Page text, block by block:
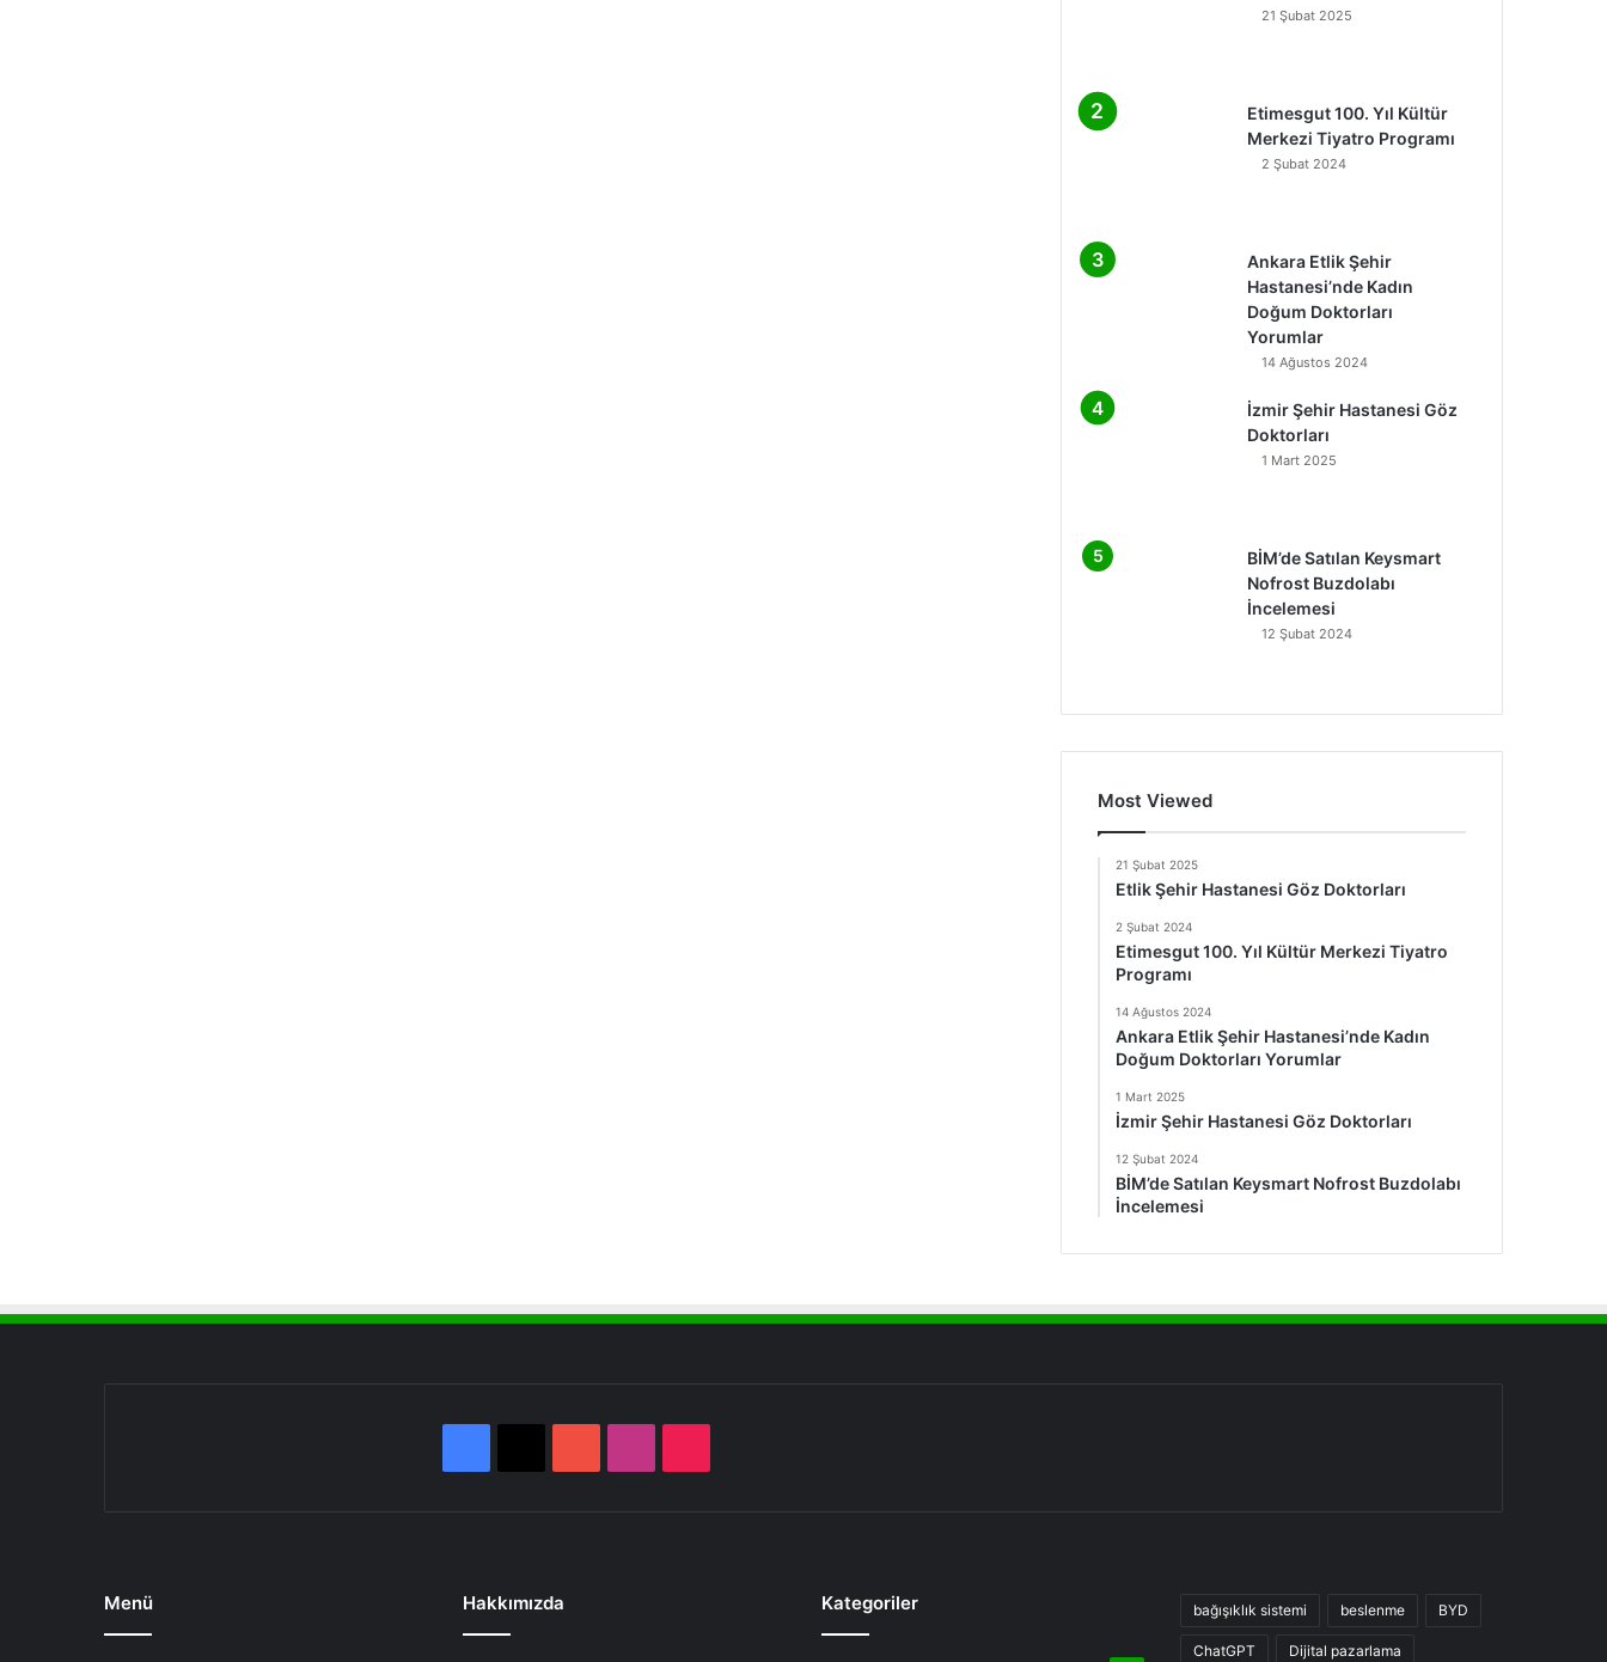
21 Şubat 2025
Etimesgut 100. Yıl Kültür
Merkezi Tiyatro Programı
2 Şubat 2024
Ankara Etlik Şehir
Hastanesi’nde Kadın
Doğum Doktorları
Yorumlar
14 Ağustos 2024
İzmir Şehir Hastanesi Göz
Doktorları
1 Mart 2025
BİM’de Satılan Keysmart
Nofrost Buzdolabı
İncelemesi
12 Şubat 2024
Most Viewed
21 Şubat 2025
Etlik Şehir Hastanesi Göz Doktorları
2 Şubat 2024
Etimesgut 100. Yıl Kültür Merkezi Tiyatro
Programı
14 Ağustos 2024
Ankara Etlik Şehir Hastanesi’nde Kadın
Doğum Doktorları Yorumlar
1 Mart 2025
İzmir Şehir Hastanesi Göz Doktorları
12 Şubat 2024
BİM’de Satılan Keysmart Nofrost Buzdolabı
İncelemesi
Menü Hakkımızda Kategoriler bağışıklık sistemi beslenme BYD
ChatGPT Dijital pazarlama